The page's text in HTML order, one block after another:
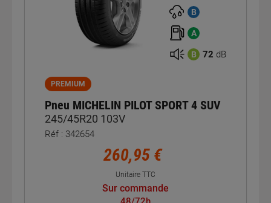
B
A
B 72 dB
PREMIUM
Pneu MICHELIN PILOT SPORT 4 SUV
245/45R20 103V
Réf : 342654
260,95 €
Unitaire TTC
Sur commande